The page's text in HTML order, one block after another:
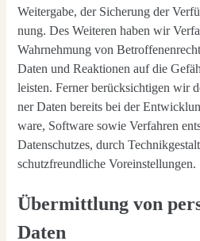
Wei­ter­ga­be, der Siche­rung der
nung. Des Wei­te­ren haben wir
Wahr­neh­mung von
Daten und Reak­tio­nen auf die
leis­ten. Fer­ner berück­sich­ti­gen wir
ner Daten bereits bei der
ware, Soft­ware sowie Ver­fah­ren
Daten­schut­zes, durch
schutz­freund­li­che Vor­ein­stel­lun­gen.
Übermittlung von
Daten